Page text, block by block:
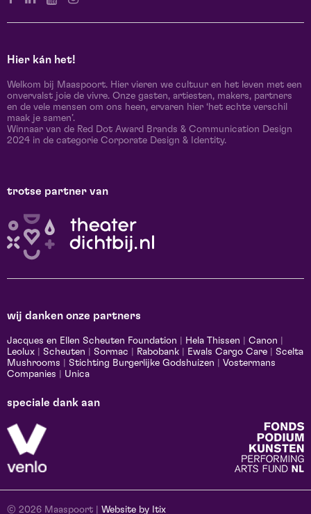
Hier kán het!
Welkom bij Maaspoort. Hier vieren we cultuur en het leven met een
onvervalst joie de vivre. Onze gasten, artiesten, makers, partners
en de vele mensen om ons heen, ervaren hier ‘het echte verschil
maak je samen’.
Winnaar van de Red Dot Award Brands & Communication Design
2024 in de categorie Corporate Design & Identity.
trotse partner van
wij danken onze partners
Jacques en Ellen Scheuten Foundation Hela Thissen Canon
Leolux
Scheuten Sormac Rabobank Ewals Cargo Care
Scelta
Mushrooms
Stichting Burgerlijke Godshuizen
Vostermans
Companies
Unica
speciale dank aan
© 2026 Maaspoort | Website by Itix